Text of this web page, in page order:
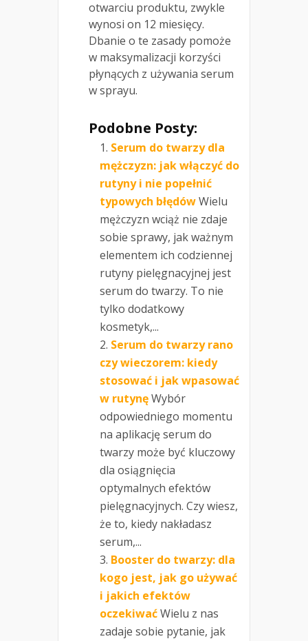
otwarciu produktu, zwykle
wynosi on 12 miesięcy.
Dbanie o te zasady pomoże
w maksymalizacji korzyści
płynących z używania serum
w sprayu.
Podobne Posty:
Serum do twarzy dla
mężczyzn: jak włączyć do
rutyny i nie popełnić
typowych błędówWielu
mężczyzn wciąż nie zdaje
sobie sprawy, jak ważnym
elementem ich codziennej
rutyny pielęgnacyjnej jest
serum do twarzy. To nie
tylko dodatkowy
kosmetyk,...
Serum do twarzy rano
czy wieczorem: kiedy
stosować i jak wpasować
w rutynęWybór
odpowiedniego momentu
na aplikację serum do
twarzy może być kluczowy
dla osiągnięcia
optymalnych efektów
pielęgnacyjnych. Czy wiesz,
że to, kiedy nakładasz
serum,...
Booster do twarzy: dla
kogo jest, jak go używać
i jakich efektów
oczekiwaćWielu z nas
zadaje sobie pytanie, jak